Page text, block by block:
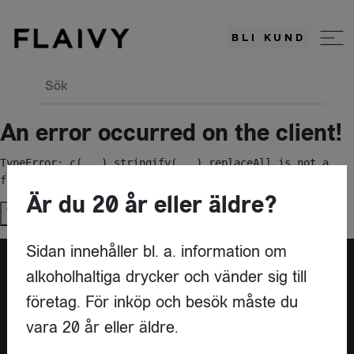
BLI KUND
Sök
An error occurred on the client!
TypeError: c(...).stringify(...).replaceAll is not a
function
Try again
Är du leverantör?
Är du 20 år eller äldre?
Sidan innehåller bl. a. information om
alkoholhaltiga drycker och vänder sig till
företag. För inköp och besök måste du
vara 20 år eller äldre.